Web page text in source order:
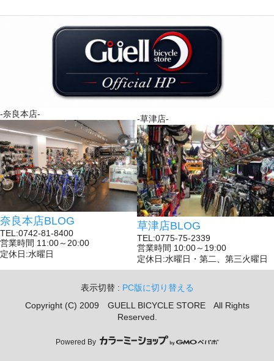
-奈良本店-
奈良本店BLOG
TEL:0742-81-8400
営業時間 11:00～20:00
定休日:水曜日
-草津店-
草津店BLOG
TEL:0775-75-2339
営業時間 10:00～19:00
定休日:水曜日・第二、第三火曜日
表示切替 : PC版に切り替える
Copyright (C) 2009 GUELL BICYCLE STORE All Rights
Reserved.
Powered By